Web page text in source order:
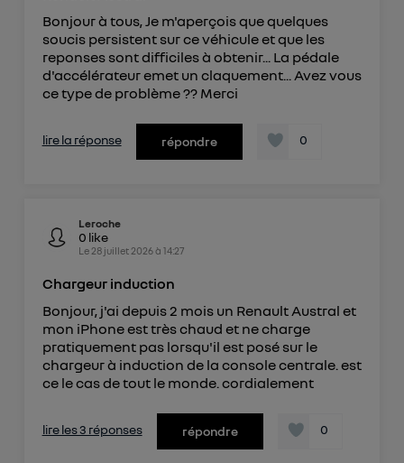
Bonjour à tous, Je m'aperçois que quelques
soucis persistent sur ce véhicule et que les
reponses sont difficiles à obtenir... La pédale
d'accélérateur emet un claquement... Avez vous
ce type de problème ?? Merci
lire la réponse répondre 0
Leroche
0 like
Le 28 juillet 2026à 14:27
Chargeur induction
Bonjour, j'ai depuis 2 mois un Renault Austral et
mon iPhone est très chaud et ne charge
pratiquement pas lorsqu'il est posé sur le
chargeur à induction de la console centrale. est
ce le cas de tout le monde. cordialement
lire les 3 réponses répondre 0